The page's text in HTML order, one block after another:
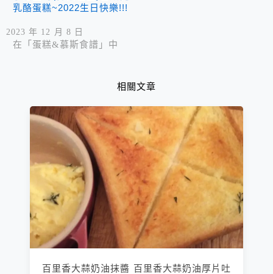
乳酪蛋糕~2022生日快樂!!!
2023 年 12 月 8 日
在「蛋糕&慕斯食譜」中
相關文章
百里香大蒜奶油抹醬 百里香大蒜奶油厚片吐